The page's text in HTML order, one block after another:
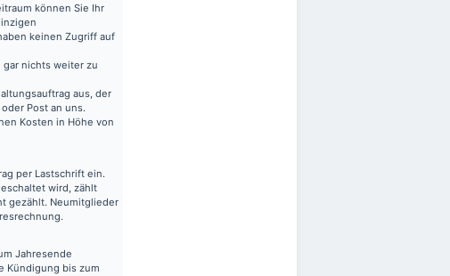
können Sie Ihr
keinen Zugriff auf
gar nichts weiter zu
aus, der
Post an uns.
Kosten in Höhe von
per Lastschrift ein.
wird, zählt
gezählt. Neumitglieder
Jahresende
Kündigung bis zum